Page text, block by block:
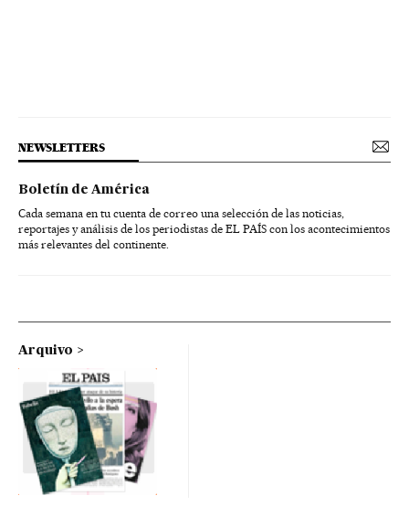
NEWSLETTERS
Boletín de América
Cada semana en tu cuenta de correo una selección de las noticias,
reportajes y análisis de los periodistas de EL PAÍS con los acontecimientos
más relevantes del continente.
Arquivo